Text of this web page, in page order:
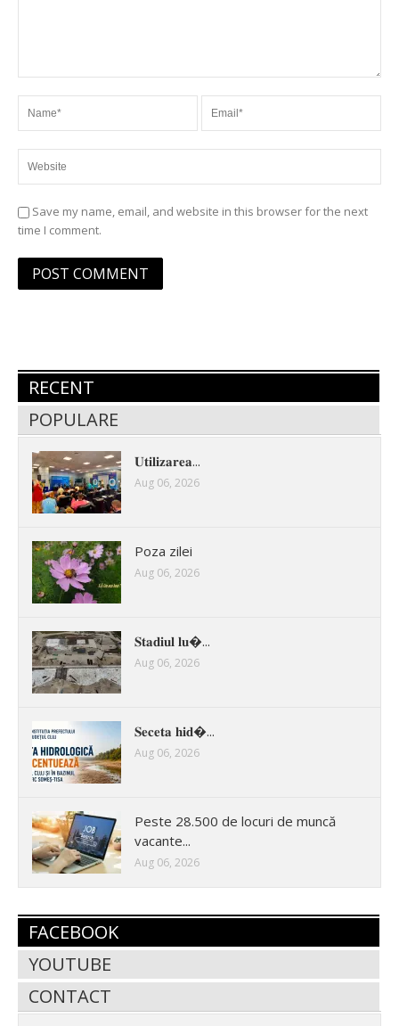
Save my name, email, and website in this browser for the next
time I comment.
RECENT
POPULARE
𝐔𝐭𝐢𝐥𝐢𝐳𝐚𝐫𝐞𝐚...
Aug 06, 2026
Poza zilei
Aug 06, 2026
𝐒𝐭𝐚𝐝𝐢𝐮𝐥 𝐥𝐮�...
Aug 06, 2026
𝐒𝐞𝐜𝐞𝐭𝐚 𝐡𝐢𝐝�...
Aug 06, 2026
Peste 28.500 de locuri de muncă
vacante...
Aug 06, 2026
FACEBOOK
YOUTUBE
CONTACT